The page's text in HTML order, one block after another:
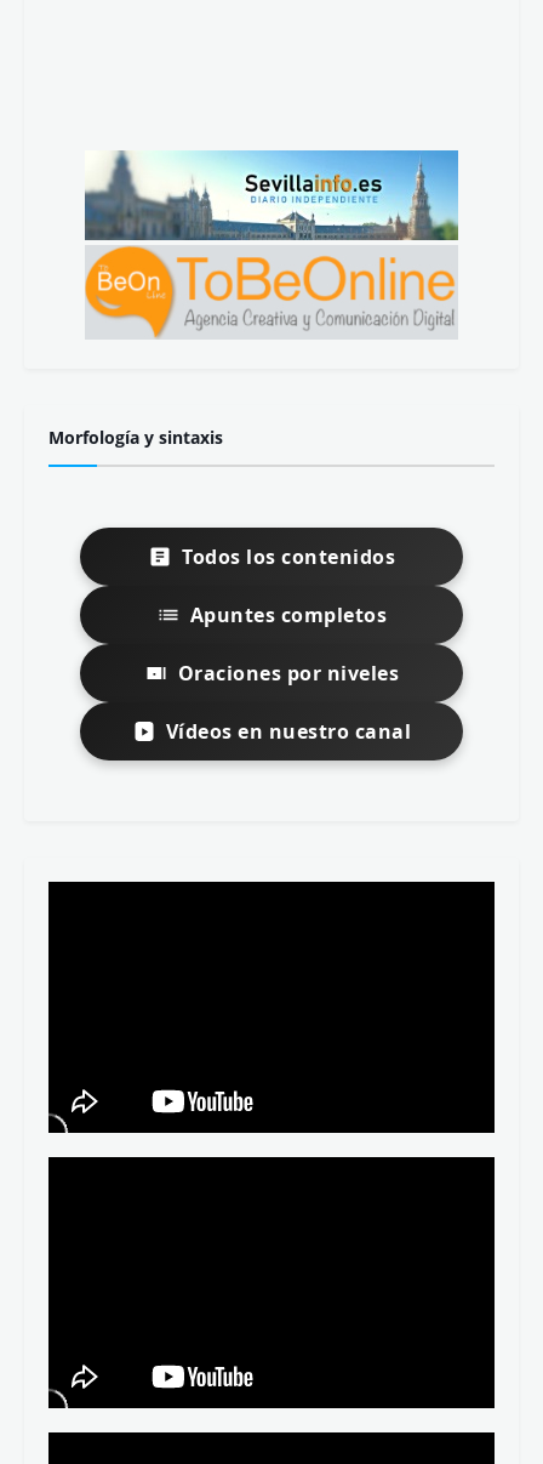
Morfología y sintaxis
Todos los contenidos
Apuntes completos
Oraciones por niveles
Vídeos en nuestro canal